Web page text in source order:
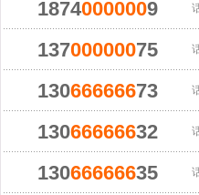
18740000009
13700000075
13066666673
13066666632
13066666635